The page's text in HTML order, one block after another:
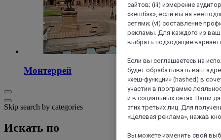
Монтеррей
Skip search by categories
Искать по
сайтов; (iii) измерение
«кешбэк», если вы на нее
сетями; (vi) составление
рекламы. Для каждого из
выбрать подходящие
Если вы соглашаетесь на
будет обрабатывать ваш
«хеш-функции» (hashed) в
участии в программе
и в социальных сетях. Ваши
этих третьих лиц. Для
«Целевая реклама», нажав
Вы можете изменить свой